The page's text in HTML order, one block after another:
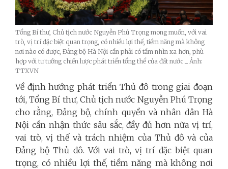
Tổng Bí thư, Chủ tịch nước Nguyễn Phú Trọng mong muốn, với vai
trò, vị trí đặc biệt quan trọng, có nhiều lợi thế, tiềm năng mà không
nơi nào có được, Đảng bộ Hà Nội cần phải có tầm nhìn xa hơn, phù
hợp với tư tưởng chiến lược phát triển tổng thể của đất nước _ Ảnh:
TTXVN
Về định hướng phát triển Thủ đô trong giai đoạn
tới, Tổng Bí thư, Chủ tịch nước Nguyễn Phú Trọng
cho rằng, Đảng bộ, chính quyền và nhân dân Hà
Nội cần nhận thức sâu sắc, đầy đủ hơn nữa vị trí,
vai trò, vị thế và trách nhiệm của Thủ đô và của
Đảng bộ Thủ đô. Với vai trò, vị trí đặc biệt quan
trọng, có nhiều lợi thế, tiềm năng mà không nơi